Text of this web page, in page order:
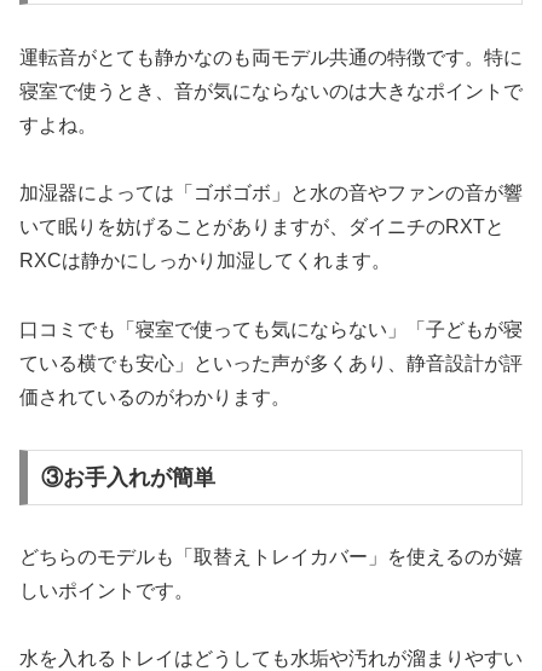
運転音がとても静かなのも両モデル共通の特徴です。特に
寝室で使うとき、音が気にならないのは大きなポイントで
すよね。
加湿器によっては「ゴボゴボ」と水の音やファンの音が響
いて眠りを妨げることがありますが、ダイニチのRXTと
RXCは静かにしっかり加湿してくれます。
口コミでも「寝室で使っても気にならない」「子どもが寝
ている横でも安心」といった声が多くあり、静音設計が評
価されているのがわかります。
③お手入れが簡単
どちらのモデルも「取替えトレイカバー」を使えるのが嬉
しいポイントです。
水を入れるトレイはどうしても水垢や汚れが溜まりやすい